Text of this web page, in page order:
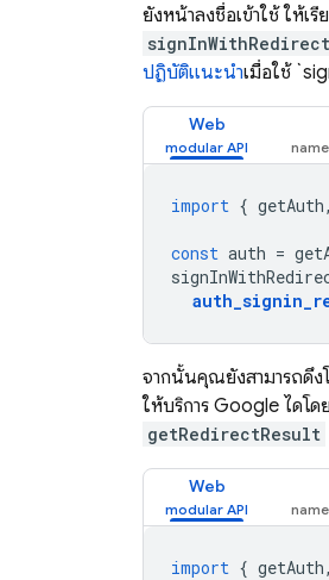
ยังหน้าลงชื่อเข้าใช้ ให้เรี
signInWithRedirect
ปฏิบัติแนะนำเมื่อใช้
Web
import { getAuth,
const auth =
จากนั้นคุณยังสามารถดึ
ให้บริการ Google ได้โด
getRedirectResult
Web
import { getAuth,